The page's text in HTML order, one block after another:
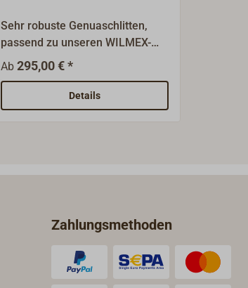
Sehr robuste Genuaschlitten,
passend zu unseren WILMEX-
Decksschienen.Bronzeguss
poliert, mit kräftiger Bronze-Rolle
und Edelstahl-
Achse.Federbelasteter Stopper
Ab 295,00 € *
Details
Zahlungsmethoden